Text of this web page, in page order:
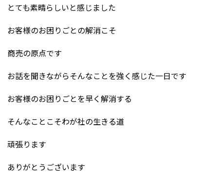
とても素晴らしいと感じました
お客様のお困りごとの解消こそ
商売の原点です
お話を聞きながらそんなことを強く感じた一日です
お客様のお困りごとを早く解消する
そんなことこそわが社の生きる道
頑張ります
ありがとうございます